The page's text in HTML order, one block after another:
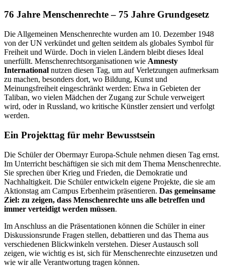
76 Jahre Menschenrechte – 75 Jahre Grundgesetz
Die Allgemeinen Menschenrechte wurden am 10. Dezember 1948
von der UN verkündet und gelten seitdem als globales Symbol für
Freiheit und Würde. Doch in vielen Ländern bleibt dieses Ideal
unerfüllt. Menschenrechtsorganisationen wie Amnesty
International nutzen diesen Tag, um auf Verletzungen aufmerksam
zu machen, besonders dort, wo Bildung, Kunst und
Meinungsfreiheit eingeschränkt werden: Etwa in Gebieten der
Taliban, wo vielen Mädchen der Zugang zur Schule verweigert
wird, oder in Russland, wo kritische Künstler zensiert und verfolgt
werden.
Ein Projekttag für mehr Bewusstsein
Die Schüler der Obermayr Europa-Schule nehmen diesen Tag ernst.
Im Unterricht beschäftigen sie sich mit dem Thema Menschenrechte.
Sie sprechen über Krieg und Frieden, die Demokratie und
Nachhaltigkeit. Die Schüler entwickeln eigene Projekte, die sie am
Aktionstag am Campus Erbenheim präsentieren. Das gemeinsame
Ziel: zu zeigen, dass Menschenrechte uns alle betreffen und
immer verteidigt werden müssen.
Im Anschluss an die Präsentationen können die Schüler in einer
Diskussionsrunde Fragen stellen, debattieren und das Thema aus
verschiedenen Blickwinkeln verstehen. Dieser Austausch soll
zeigen, wie wichtig es ist, sich für Menschenrechte einzusetzen und
wie wir alle Verantwortung tragen können.